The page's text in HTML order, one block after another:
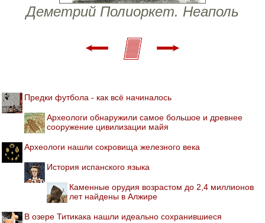
Деметрий Полиоркет. Неаполь
Предки футбола - как всё начиналось
Археологи обнаружили самое большое и древнее
сооружение цивилизации майя
Археологи нашли сокровища железного века
История испанского языка
Каменные орудия возрастом до 2,4 миллионов
лет найдены в Алжире
В озере Титикака нашли идеально сохранившиеся